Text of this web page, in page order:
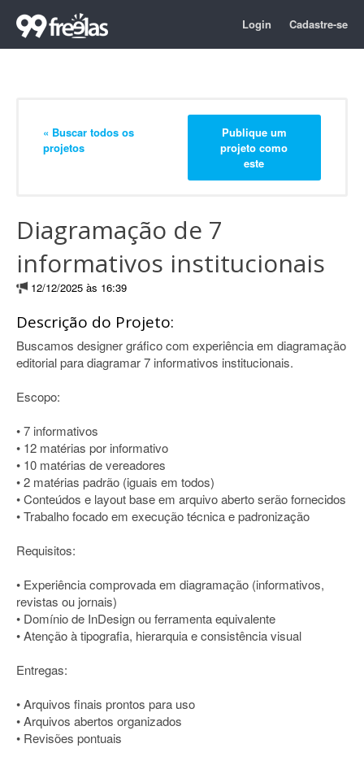
Login Cadastre-se
« Buscar todos os
projetos
Publique um
projeto como
este
Diagramação de 7
informativos institucionais
12/12/2025 às 16:39
Descrição do Projeto:
Buscamos designer gráfico com experiência em diagramação
editorial para diagramar 7 informativos institucionais.
Escopo:
• 7 informativos
• 12 matérias por informativo
• 10 matérias de vereadores
• 2 matérias padrão (iguais em todos)
• Conteúdos e layout base em arquivo aberto serão fornecidos
• Trabalho focado em execução técnica e padronização
Requisitos:
• Experiência comprovada em diagramação (informativos,
revistas ou jornais)
• Domínio de InDesign ou ferramenta equivalente
• Atenção à tipografia, hierarquia e consistência visual
Entregas:
• Arquivos finais prontos para uso
• Arquivos abertos organizados
• Revisões pontuais